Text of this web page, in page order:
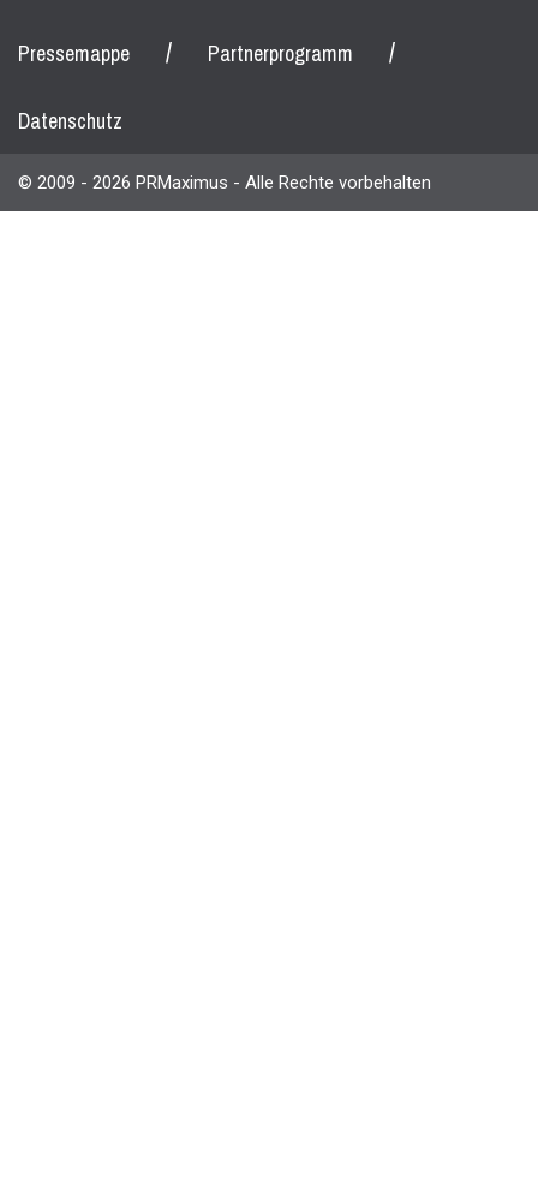
Pressemappe / Partnerprogramm /
Datenschutz
© 2009 - 2026 PRMaximus - Alle Rechte vorbehalten